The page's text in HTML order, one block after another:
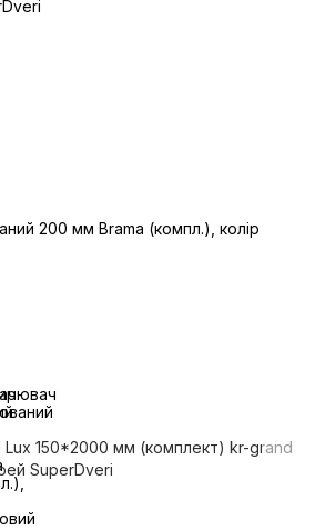
200 мм Brama (компл.), колір